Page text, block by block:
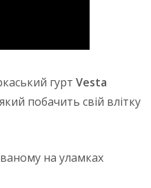
гурт Vesta
побачить свій влітку
на уламках